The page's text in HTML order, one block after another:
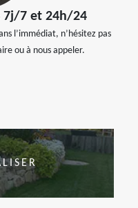
7j/7 et 24h/24
l’immédiat, n’hésitez pas
ou à nous appeler.